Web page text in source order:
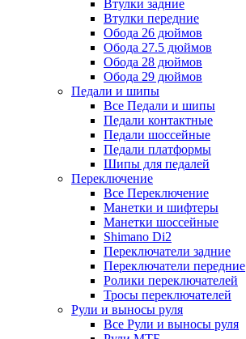
Втулки задние
Втулки передние
Обода 26 дюймов
Обода 27.5 дюймов
Обода 28 дюймов
Обода 29 дюймов
Педали и шипы
Все Педали и шипы
Педали контактные
Педали шоссейные
Педали платформы
Шипы для педалей
Переключение
Все Переключение
Манетки и шифтеры
Манетки шоссейные
Shimano Di2
Переключатели задние
Переключатели передние
Ролики переключателей
Тросы переключателей
Рули и выносы руля
Все Рули и выносы руля